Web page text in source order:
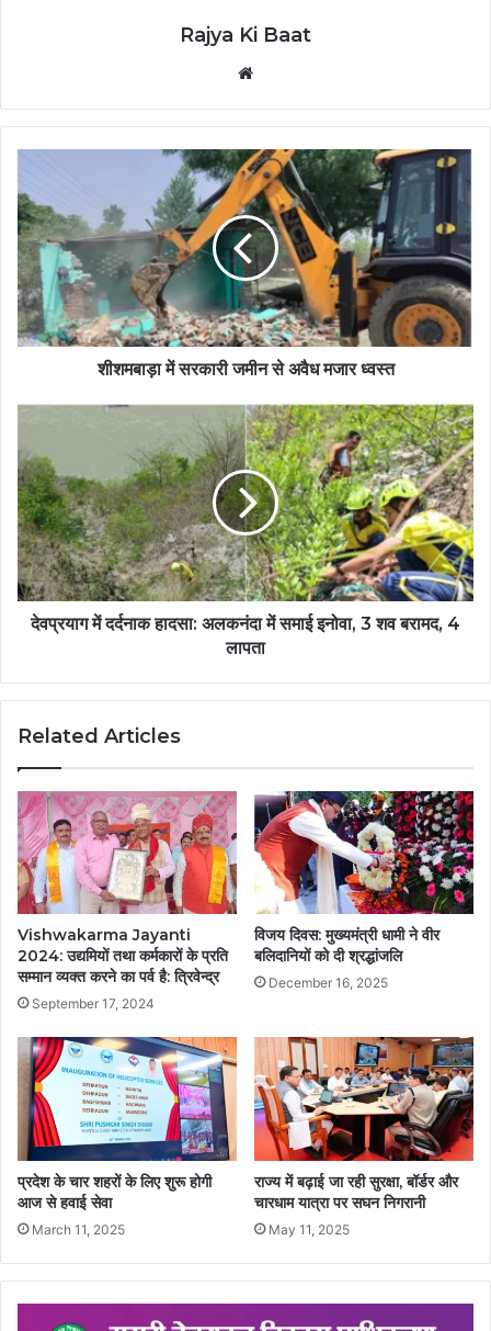
Rajya Ki Baat
शीशमबाड़ा में सरकारी जमीन से अवैध मजार ध्वस्त
देवप्रयाग में दर्दनाक हादसा: अलकनंदा में समाई इनोवा, 3 शव बरामद, 4
लापता
Related Articles
Vishwakarma Jayanti
2024: उद्यमियों तथा कर्मकारों के प्रति
सम्मान व्यक्त करने का पर्व है: त्रिवेन्द्र
September 17, 2024
विजय दिवस: मुख्यमंत्री धामी ने वीर
बलिदानियों को दी श्रद्धांजलि
December 16, 2025
प्रदेश के चार शहरों के लिए शुरू होगी
आज से हवाई सेवा
March 11, 2025
राज्य में बढ़ाई जा रही सुरक्षा, बॉर्डर और
चारधाम यात्रा पर सघन निगरानी
May 11, 2025